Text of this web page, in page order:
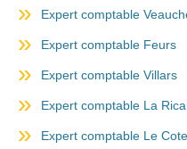
Expert comptable
Expert comptable Feurs
Expert comptable Villars
Expert comptable La
Expert comptable Le